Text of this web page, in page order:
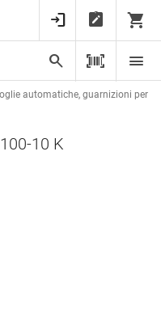
automatiche, guarnizioni per
10 K